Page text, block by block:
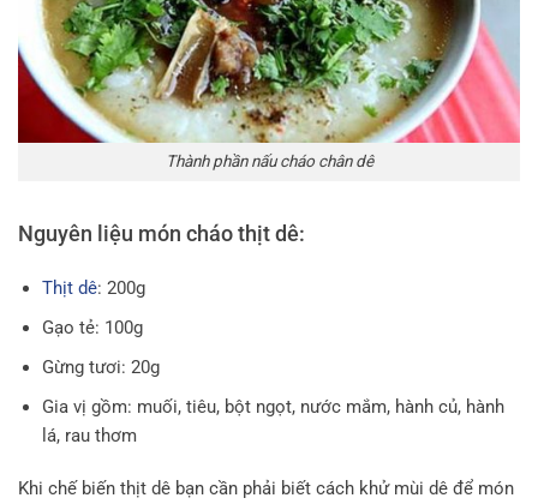
Thành phần nấu cháo chân dê
Nguyên liệu món cháo thịt dê:
Thịt dê: 200g
Gạo tẻ: 100g
Gừng tươi: 20g
Gia vị gồm: muối, tiêu, bột ngọt, nước mắm, hành củ, hành
lá, rau thơm
Khi chế biến thịt dê bạn cần phải biết cách khử mùi dê để món